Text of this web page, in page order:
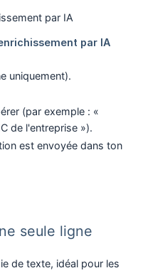
uniquement).
(par exemple : «
de l'entreprise »).
est envoyée dans ton
seule ligne
de texte, idéal pour les